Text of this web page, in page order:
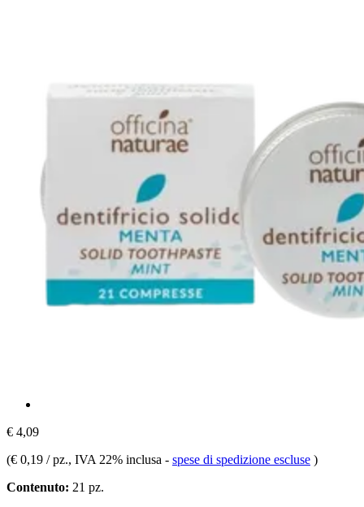
€ 4,09
(€ 0,19 / pz., IVA 22% inclusa - spese di spedizione escluse )
Contenuto: 21 pz.